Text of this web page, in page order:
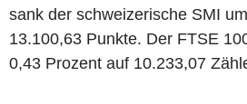
sank der schweizerische SMI
13.100,63 Punkte. Der FTSE
0,43 Prozent auf 10.233,07